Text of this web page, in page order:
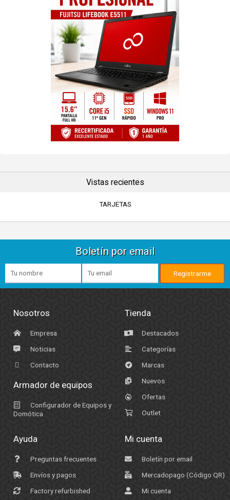
Vistas recientes
TARJETAS
Boletín por email
Nosotros
Empresa
Noticias
Contacto
Armador de equipos
Configurador de Equipos y
Domótica
Tienda
Destacados
Categorías
Marcas
Nuevos
Ofertas
Outlet
Ayuda
Preguntas frecuentes
Envíos y pagos
Factory refurbished
Mi cuenta
Boletín por email
Mercadopago (Código QR)
Mi cuenta